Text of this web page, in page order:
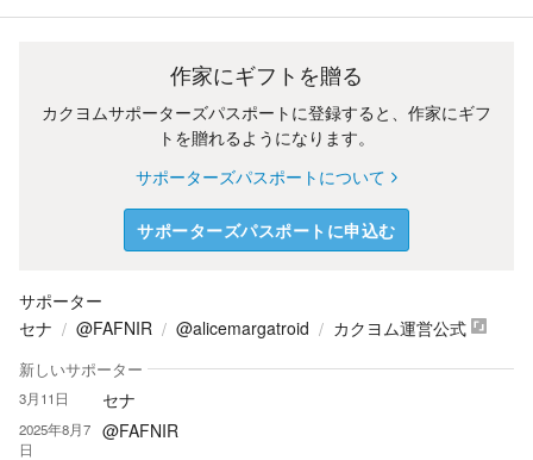
作家にギフトを贈る
カクヨムサポーターズパスポートに登録すると、作家にギフ
トを贈れるようになります。
サポーターズパスポートについて
サポーターズパスポートに申込む
サポーター
セナ
@FAFNIR @alicemargatroid カクヨム運営公式
新しいサポーター
3月11日 セナ
2025年8月7
日
@FAFNIR